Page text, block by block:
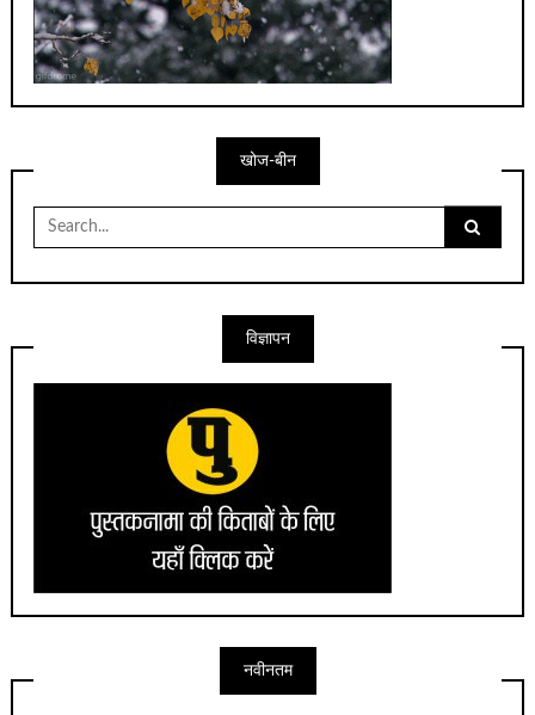
खोज-बीन
Search
for:
विज्ञापन
नवीनतम